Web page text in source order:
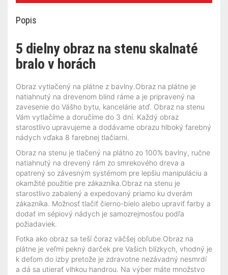
Popis
5 dielny obraz na stenu skalnaté
bralo v horách
Obraz vytlačený na plátne z bavlny.Obraz na plátne je
natiahnutý na drevenom blind ráme a je pripravený na
zavesenie do Vášho bytu, kancelárie atď. Obraz na stenu
Vám vytlačíme a doručíme do 3 dní. Každý obraz
starostlivo upravujeme a dodávame obrazu hlboký farebný
nádych vďaka 8 farebnej tlačiarni.
Obraz na stenu je tlačený na plátno zo 100% bavlny, ručne
natiahnutý na drevený rám zo smrekového dreva a
opatrený so závesným systémom pre lepšiu manipuláciu a
okamžité použitie pre zákazníka.Obraz na stenu je
starostlivo zabalený a expedovaný priamo ku dverám
zákazníka. Možnosť tlačiť čierno-bielo alebo upraviť farby a
dodať im sépiový nádych je samozrejmosťou podľa
požiadaviek.
Fotka ako obraz sa teší čoraz väčšej obľube.Obraz na
plátne je veľmi pekný darček pre Vašich blízkych, vhodný je
k deťom do izby pretože je zdravotne nezávadný nesmrdí
a dá sa utierať vlhkou handrou. Na výber máte množstvo